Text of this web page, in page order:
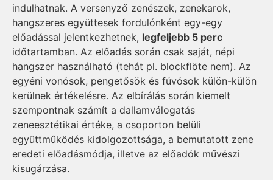
indulhatnak. A versenyző zenészek, zenekarok,
hangszeres együttesek fordulónként egy-egy
előadással jelentkezhetnek, legfeljebb 5 perc
időtartamban. Az előadás során csak saját, népi
hangszer használható (tehát pl. blockflöte nem). Az
egyéni vonósok, pengetősök és fúvósok külön-külön
kerülnek értékelésre. Az elbírálás során kiemelt
szempontnak számít a dallamválogatás
zeneesztétikai értéke, a csoporton belüli
együttműködés kidolgozottsága, a bemutatott zene
eredeti előadásmódja, illetve az előadók művészi
kisugárzása.